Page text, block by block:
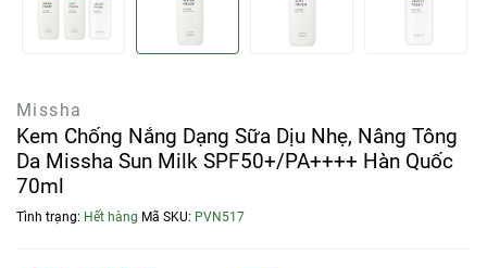
Missha
Kem Chống Nắng Dạng Sữa Dịu Nhẹ, Nâng Tông
Da Missha Sun Milk SPF50+/PA++++ Hàn Quốc
70ml
Tình trạng: Hết hàng Mã SKU: PVN517